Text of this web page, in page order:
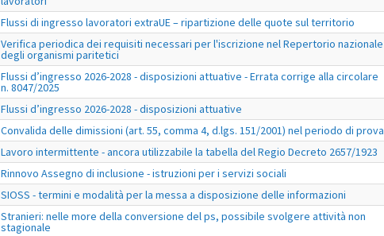
Flussi di ingresso lavoratori extraUE – ripartizione delle quote sul territorio
Verifica periodica dei requisiti necessari per l'iscrizione nel Repertorio nazionale
degli organismi paritetici
Flussi d’ingresso 2026-2028 - disposizioni attuative - Errata corrige alla circolare
n. 8047/2025
Flussi d’ingresso 2026-2028 - disposizioni attuative
Convalida delle dimissioni (art. 55, comma 4, d.lgs. 151/2001) nel periodo di prova
Lavoro intermittente - ancora utilizzabile la tabella del Regio Decreto 2657/1923
Rinnovo Assegno di inclusione - istruzioni per i servizi sociali
SIOSS - termini e modalità per la messa a disposizione delle informazioni
Stranieri: nelle more della conversione del ps, possibile svolgere attività non
stagionale